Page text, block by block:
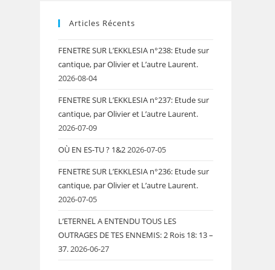
Articles Récents
FENETRE SUR L’EKKLESIA n°238: Etude sur
cantique, par Olivier et L’autre Laurent.
2026-08-04
FENETRE SUR L’EKKLESIA n°237: Etude sur
cantique, par Olivier et L’autre Laurent.
2026-07-09
OÙ EN ES-TU ? 1&22026-07-05
FENETRE SUR L’EKKLESIA n°236: Etude sur
cantique, par Olivier et L’autre Laurent.
2026-07-05
L’ETERNEL A ENTENDU TOUS LES
OUTRAGES DE TES ENNEMIS: 2 Rois 18: 13 –
37.2026-06-27